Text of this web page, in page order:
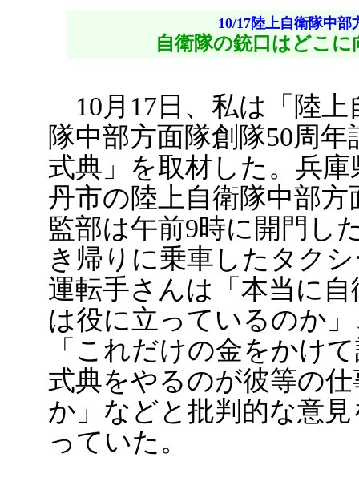
10/17陸上自衛隊中
自衛隊の銃口はどこ
10月17日、私は「陸上
隊中部方面隊創隊50周年
式典」を取材した。兵庫
丹市の陸上自衛隊中部方
監部は午前9時に開門し
き帰りに乗車したタク
運転手さんは「本当に自
は役に立っているのか
「これだけの金をかけ
式典をやるのが彼等の仕
か」などと批判的な意見
っていた。